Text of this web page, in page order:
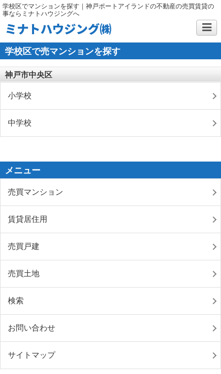
学校区でマンションを探す｜神戸ポートアイランドの不動産の売買賃貸の
事ならミナトハウジングへ
ミナトハウジング㈱
学校区で売マンションを探す
神戸市中央区
小学校
中学校
メニュー
売買マンション
賃貸居住用
売買戸建
売買土地
検索
お問い合わせ
サイトマップ